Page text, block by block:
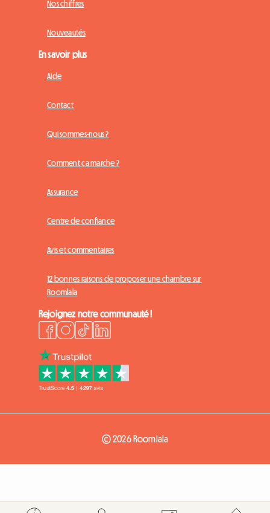
Nos chiffres
Nouveautés
En savoir plus
Aide
Contact
Qui sommes-nous ?
Comment ça marche ?
Assurance
Centre de confiance
Avis et commentaires
12 bonnes raisons de proposer une chambre sur
Roomlala
Rejoignez notre communauté !
© 2026 Roomlala